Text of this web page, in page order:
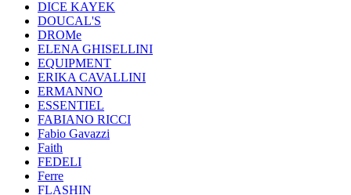
DICE KAYEK
DOUCAL'S
DROMe
ELENA GHISELLINI
EQUIPMENT
ERIKA CAVALLINI
ERMANNO
ESSENTIEL
FABIANO RICCI
Fabio Gavazzi
Faith
FEDELI
Ferre
FLASHIN